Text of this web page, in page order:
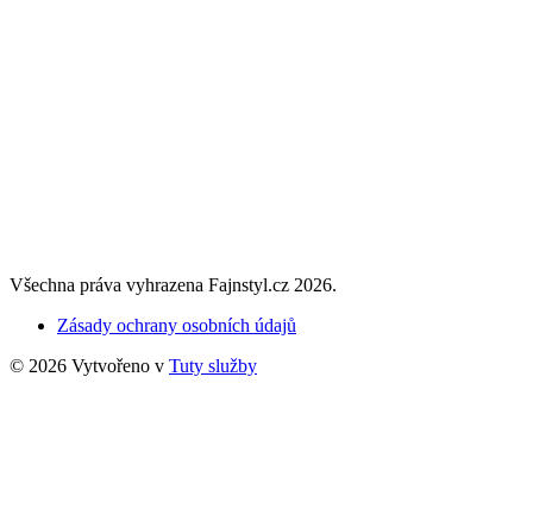
Všechna práva vyhrazena Fajnstyl.cz 2026.
Zásady ochrany osobních údajů
© 2026 Vytvořeno v Tuty služby